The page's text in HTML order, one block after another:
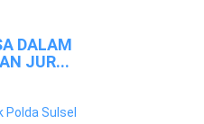
DALAM
JUR...
Polda Sulsel